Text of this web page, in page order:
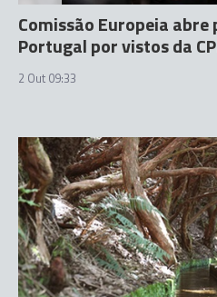
Comissão Europeia
Portugal por vistos da
2 Out 09:33